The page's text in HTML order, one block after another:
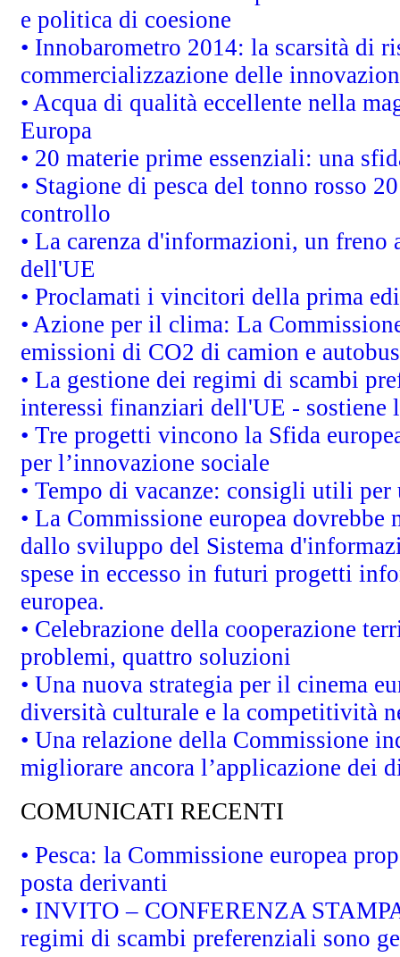
e politica di coesione
• Innobarometro 2014: la scarsità di
commercializzazione delle
• Acqua di qualità eccellente nella
Europa
• 20 materie prime essenziali: una
• Stagione di pesca del tonno rosso
controllo
• La carenza d'informazioni, un
dell'UE
• Proclamati i vincitori della prima
• Azione per il clima: La
emissioni di CO2 di camion e autobus
• La gestione dei regimi di scambi
interessi finanziari dell'UE - sostiene
• Tre progetti vincono la Sfida
per l’innovazione sociale
• Tempo di vacanze: consigli utili per
• La Commissione europea
dallo sviluppo del Sistema
spese in eccesso in futuri progetti
europea.
• Celebrazione della cooperazione
problemi, quattro soluzioni
• Una nuova strategia per il cinema
diversità culturale e la competitività
• Una relazione della Commissione
migliorare ancora l’applicazione dei
COMUNICATI RECENTI
• Pesca: la Commissione europea
posta derivanti
• INVITO – CONFERENZA
regimi di scambi preferenziali sono